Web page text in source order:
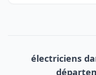
électriciens